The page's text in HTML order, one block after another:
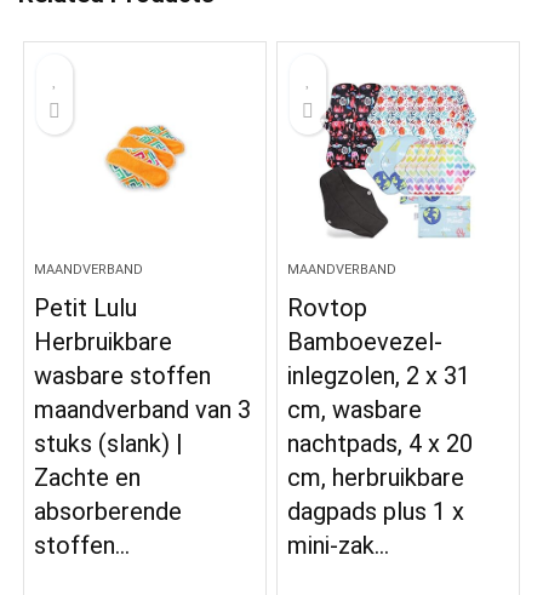
MAANDVERBAND
Petit Lulu
Herbruikbare
wasbare stoffen
maandverband van 3
stuks (slank) |
Zachte en
absorberende
stoffen…
MAANDVERBAND
Rovtop
Bamboevezel-
inlegzolen, 2 x 31
cm, wasbare
nachtpads, 4 x 20
cm, herbruikbare
dagpads plus 1 x
mini-zak…